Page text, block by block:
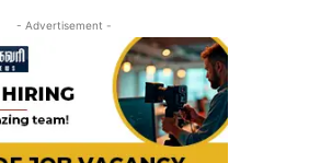
- Advertisement -